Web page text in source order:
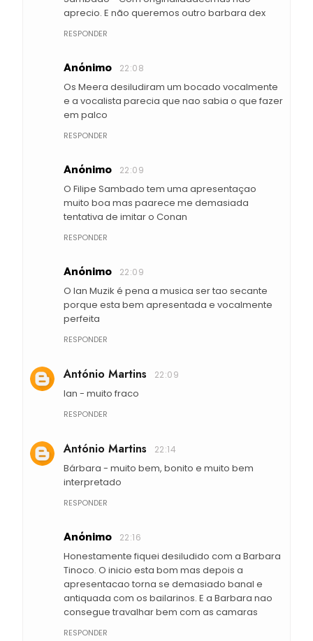
aprecio. E não queremos outro barbara dex
RESPONDER
Anónimo 22:08
Os Meera desiludiram um bocado vocalmente
e a vocalista parecia que nao sabia o que fazer
em palco
RESPONDER
Anónimo 22:09
O Filipe Sambado tem uma apresentaçao
muito boa mas paarece me demasiada
tentativa de imitar o Conan
RESPONDER
Anónimo 22:09
O Ian Muzik é pena a musica ser tao secante
porque esta bem apresentada e vocalmente
perfeita
RESPONDER
António Martins 22:09
Ian - muito fraco
RESPONDER
António Martins 22:14
Bárbara - muito bem, bonito e muito bem
interpretado
RESPONDER
Anónimo 22:16
Honestamente fiquei desiludido com a Barbara
Tinoco. O inicio esta bom mas depois a
apresentacao torna se demasiado banal e
antiquada com os bailarinos. E a Barbara nao
consegue travalhar bem com as camaras
RESPONDER